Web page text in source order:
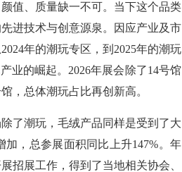
值、质量缺一不可。当下这个品类
进技术与创意源泉。因应产业及市
年的潮玩专区，到2025年的潮玩
业的崛起。2026年展会除了14号馆
，总体潮玩占比再创新高。
了潮玩，毛绒产品同样是受到了大
，总参展面积同比上升147%。年
招展工作，得到了当地相关协会、